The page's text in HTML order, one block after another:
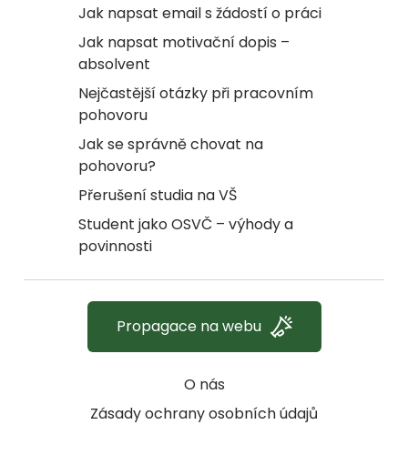
Jak napsat email s žádostí o práci
Jak napsat motivační dopis –
absolvent
Nejčastější otázky při pracovním
pohovoru
Jak se správně chovat na
pohovoru?
Přerušení studia na VŠ
Student jako OSVČ – výhody a
povinnosti
O nás
Zásady ochrany osobních údajů
Propagace na webu